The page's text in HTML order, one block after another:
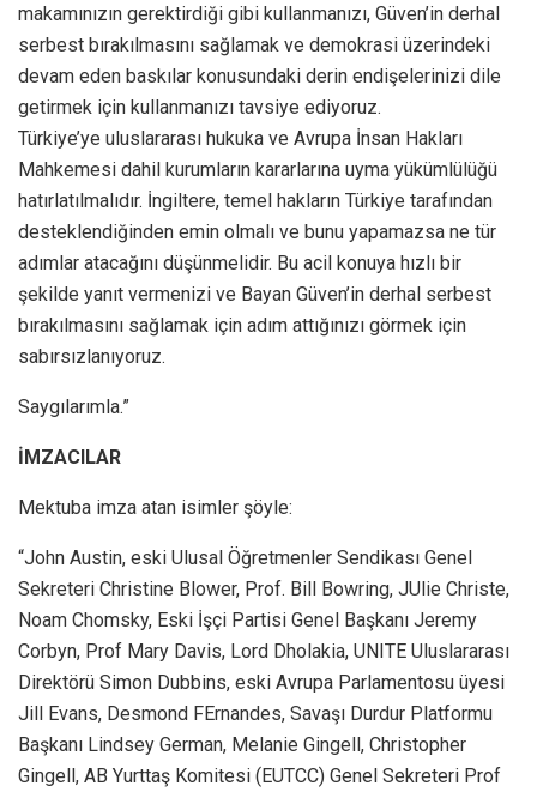
makamınızın gerektirdiği gibi kullanmanızı, Güven’in derhal
serbest bırakılmasını sağlamak ve demokrasi üzerindeki
devam eden baskılar konusundaki derin endişelerinizi dile
getirmek için kullanmanızı tavsiye ediyoruz.
Türkiye’ye uluslararası hukuka ve Avrupa İnsan Hakları
Mahkemesi dahil kurumların kararlarına uyma yükümlülüğü
hatırlatılmalıdır. İngiltere, temel hakların Türkiye tarafından
desteklendiğinden emin olmalı ve bunu yapamazsa ne tür
adımlar atacağını düşünmelidir. Bu acil konuya hızlı bir
şekilde yanıt vermenizi ve Bayan Güven’in derhal serbest
bırakılmasını sağlamak için adım attığınızı görmek için
sabırsızlanıyoruz.
Saygılarımla.”
İMZACILAR
Mektuba imza atan isimler şöyle:
“John Austin, eski Ulusal Öğretmenler Sendikası Genel
Sekreteri Christine Blower, Prof. Bill Bowring, JUlie Christe,
Noam Chomsky, Eski İşçi Partisi Genel Başkanı Jeremy
Corbyn, Prof Mary Davis, Lord Dholakia, UNITE Uluslararası
Direktörü Simon Dubbins, eski Avrupa Parlamentosu üyesi
Jill Evans, Desmond FErnandes, Savaşı Durdur Platformu
Başkanı Lindsey German, Melanie Gingell, Christopher
Gingell, AB Yurttaş Komitesi (EUTCC) Genel Sekreteri Prof